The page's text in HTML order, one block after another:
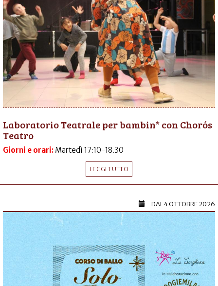
Laboratorio Teatrale per bambin* con Chorós
Teatro
Giorni e orari: Martedì 17:10-18.30
LEGGI TUTTO
DAL4 OTTOBRE 2026